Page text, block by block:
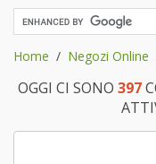
Home Negozi Online
OGGI CI SONO 397